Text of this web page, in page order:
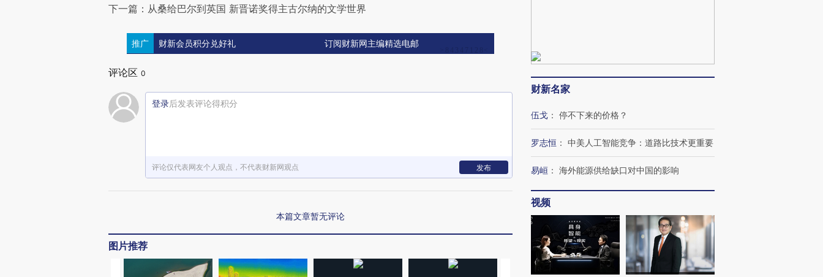
下一篇：从桑给巴尔到英国 新晋诺奖得主古尔纳的文学世界
推广 财新会员积分兑好礼 订阅财新网主编精选电邮
评论区 0
登录后发表评论得积分
评论仅代表网友个人观点，不代表财新网观点 发布
本篇文章暂无评论
图片推荐
财新名家
伍戈 ： 停不下来的价格？
罗志恒 ： 中美人工智能竞争：道路比技术更重要
易峘 ： 海外能源供给缺口对中国的影响
视频